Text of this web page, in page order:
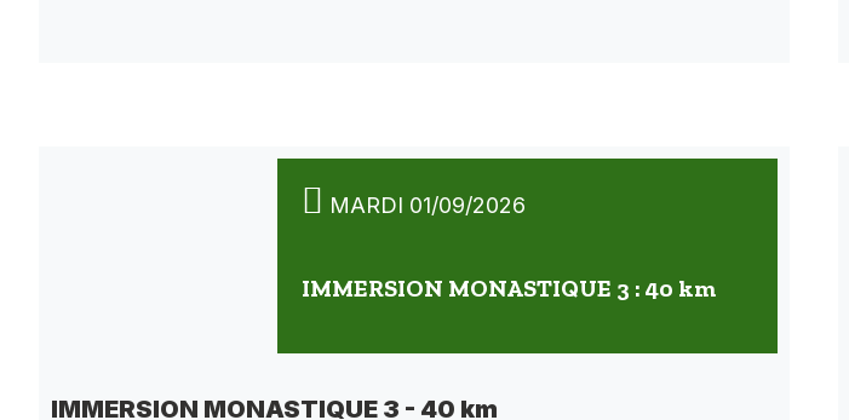
MARDI 01/09/2026
IMMERSION MONASTIQUE 3 : 40 km
IMMERSION MONASTIQUE 3 - 40 km